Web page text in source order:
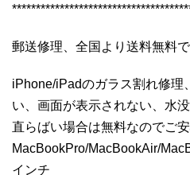
郵送修理、全国より送料無料
iPhone/iPadのガラス割れ修理
い、画面が表示されない、水
直らばい場合は無料なのでご安
MacBookPro/MacBookAir/
インチ